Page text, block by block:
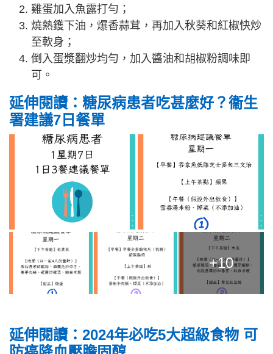
雞蛋加入魚露打勻；
燒熱鑊下油，爆香蒜茸，再加入秋葵和紅椒快炒
至軟身；
倒入蛋漿翻炒均勻，加入醬油和胡椒粉調味即
可。
延伸閱讀：糖尿病患者吃甚麼好？衞生
署建議7日餐單
+10
延伸閱讀：2024年必吃5大超級食物 可